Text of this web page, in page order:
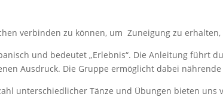
verbinden zu können, um Zuneigung zu
und bedeutet „Erlebnis“. Die Anleitung führt
Ausdruck. Die Gruppe ermöglicht dabei
unterschiedlicher Tänze und Übungen bieten